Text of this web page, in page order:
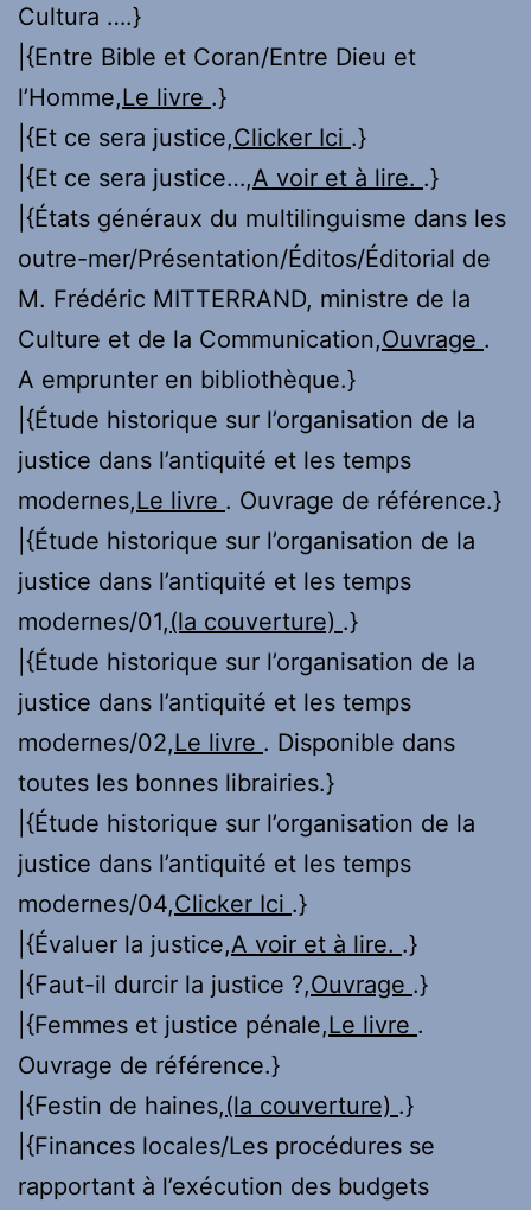
Cultura ….}
|{Entre Bible et Coran/Entre Dieu et
l’Homme,Le livre .}
|{Et ce sera justice,Clicker Ici .}
|{Et ce sera justice…,A voir et à lire. .}
|{États généraux du multilinguisme dans les
outre-mer/Présentation/Éditos/Éditorial de
M. Frédéric MITTERRAND, ministre de la
Culture et de la Communication,Ouvrage .
A emprunter en bibliothèque.}
|{Étude historique sur l’organisation de la
justice dans l’antiquité et les temps
modernes,Le livre . Ouvrage de référence.}
|{Étude historique sur l’organisation de la
justice dans l’antiquité et les temps
modernes/01,(la couverture) .}
|{Étude historique sur l’organisation de la
justice dans l’antiquité et les temps
modernes/02,Le livre . Disponible dans
toutes les bonnes librairies.}
|{Étude historique sur l’organisation de la
justice dans l’antiquité et les temps
modernes/04,Clicker Ici .}
|{Évaluer la justice,A voir et à lire. .}
|{Faut-il durcir la justice ?,Ouvrage .}
|{Femmes et justice pénale,Le livre .
Ouvrage de référence.}
|{Festin de haines,(la couverture) .}
|{Finances locales/Les procédures se
rapportant à l’exécution des budgets